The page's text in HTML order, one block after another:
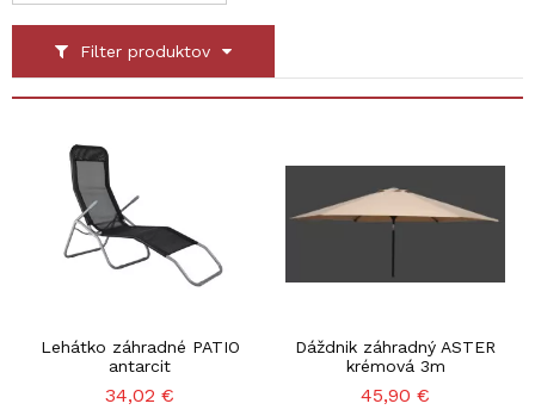
Filter produktov
Lehátko záhradné PATIO
antarcit
34,02 €
Dáždnik záhradný ASTER
krémová 3m
45,90 €